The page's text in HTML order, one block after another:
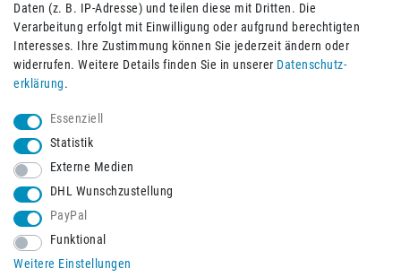
Impressum Daten­schutz­erklärung AGB
Daten (z. B. IP-Adresse) und teilen diese mit Dritten. Die
Verarbeitung erfolgt mit Einwilligung oder aufgrund berechtigten
Interesses. Ihre Zustimmung können Sie jederzeit ändern oder
widerrufen. Weitere Details finden Sie in unserer Daten­schutz­
erklärung.
Essenziell
Statistik
Externe Medien
DHL Wunschzustellung
PayPal
Funktional
Weitere Einstellungen